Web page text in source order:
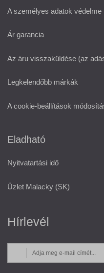
A személyes adatok védelme
Ár garancia
Az áru visszaküldése (az
Legkelendőbb márkák
A cookie-beállítások
Eladható
Nyitvatartási idő
Üzlet Malacky (SK)
Hírlevél